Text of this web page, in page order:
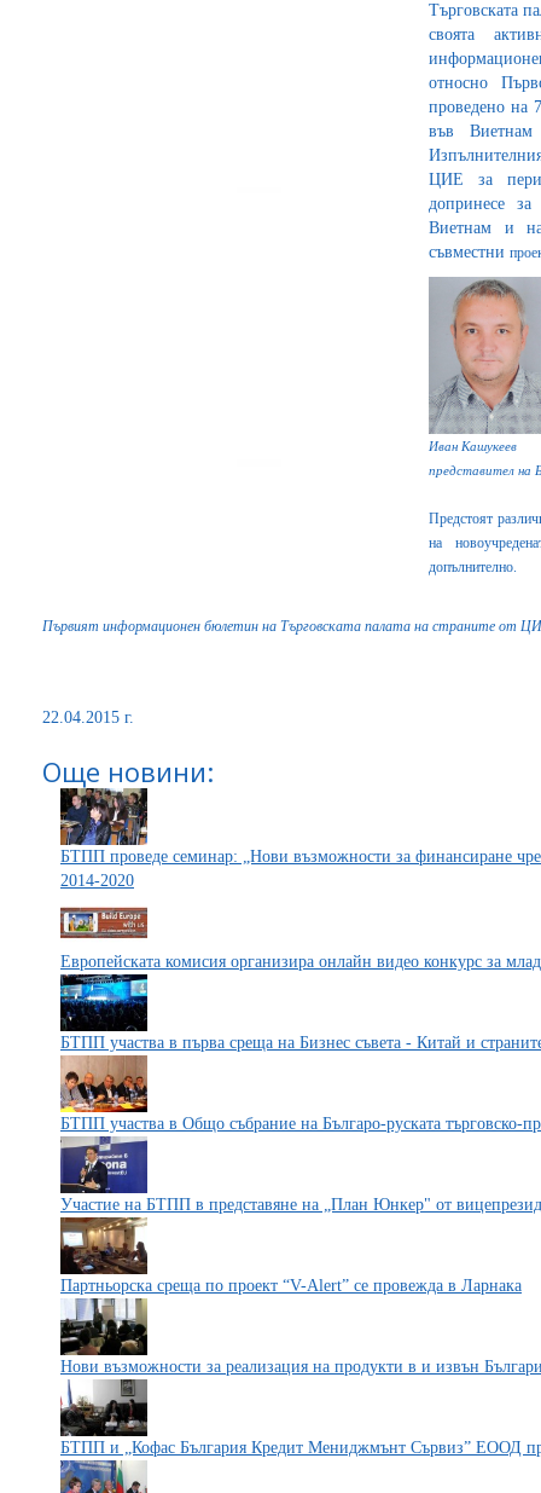
Търговската
своята
относно
проведено на
във
ЦИЕ за
допринесе
Виетнам и
съвместни
Иван Кашукеев
представител на
Предстоят
на
допълнително.
Първият информационен бюлетин на Търговската палата на страните от
22.04.2015 г.
Още новини:
БТПП проведе семинар: „Нови възможности за финансиране
2014-2020
Европейската комисия организира онлайн видео конкурс за
БТПП участва в първа среща на Бизнес съвета - Китай и
БТПП участва в Общо събрание на Българо-руската търговско-
Участие на БТПП в представяне на „План Юнкер" от
Партньорска среща по проект “V-Alert” се провежда в Ларнака
Нови възможности за реализация на продукти в и извън
БТПП и „Кофас България Кредит Мениджмънт Сървиз” ЕООД